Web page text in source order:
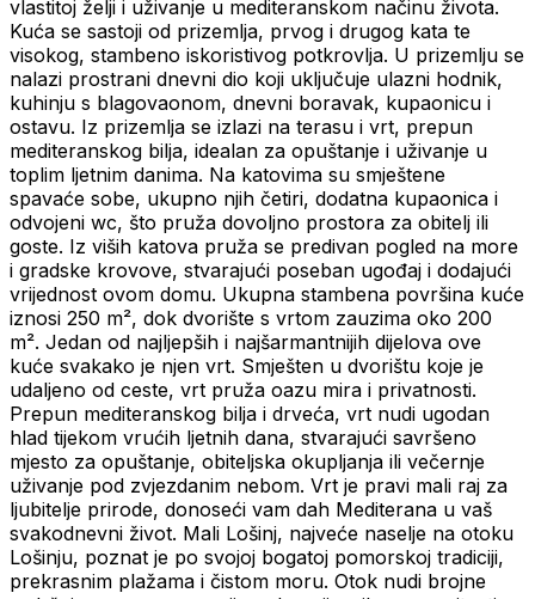
vlastitoj želji i uživanje u mediteranskom načinu života.
Kuća se sastoji od prizemlja, prvog i drugog kata te
visokog, stambeno iskoristivog potkrovlja. U prizemlju se
nalazi prostrani dnevni dio koji uključuje ulazni hodnik,
kuhinju s blagovaonom, dnevni boravak, kupaonicu i
ostavu. Iz prizemlja se izlazi na terasu i vrt, prepun
mediteranskog bilja, idealan za opuštanje i uživanje u
toplim ljetnim danima. Na katovima su smještene
spavaće sobe, ukupno njih četiri, dodatna kupaonica i
odvojeni wc, što pruža dovoljno prostora za obitelj ili
goste. Iz viših katova pruža se predivan pogled na more
i gradske krovove, stvarajući poseban ugođaj i dodajući
vrijednost ovom domu. Ukupna stambena površina kuće
iznosi 250 m², dok dvorište s vrtom zauzima oko 200
m². Jedan od najljepših i najšarmantnijih dijelova ove
kuće svakako je njen vrt. Smješten u dvorištu koje je
udaljeno od ceste, vrt pruža oazu mira i privatnosti.
Prepun mediteranskog bilja i drveća, vrt nudi ugodan
hlad tijekom vrućih ljetnih dana, stvarajući savršeno
mjesto za opuštanje, obiteljska okupljanja ili večernje
uživanje pod zvjezdanim nebom. Vrt je pravi mali raj za
ljubitelje prirode, donoseći vam dah Mediterana u vaš
svakodnevni život. Mali Lošinj, najveće naselje na otoku
Lošinju, poznat je po svojoj bogatoj pomorskoj tradiciji,
prekrasnim plažama i čistom moru. Otok nudi brojne